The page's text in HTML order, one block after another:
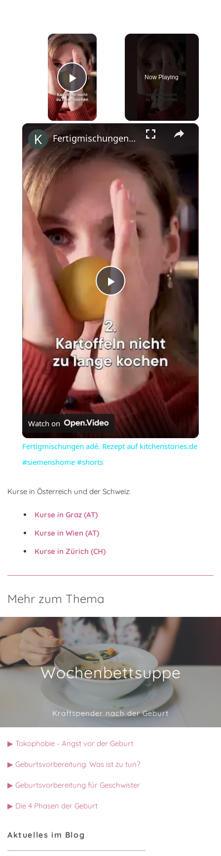
×
Play Video
Now Playing
×
Play
Video
Fertigmischungen adé. Rezept auf kitchenstories.de #siemenshome #shorts
Watch on
Fertigmischungen adé. Rezept auf kitchenstories.de
#siemenshome #shorts
Kurse in Österreich und der Schweiz:
Kurse in Graz (AT)
Kurse in Wien (AT)
Kurse in Zürich (CH)
Mehr zum Thema
Wochenbettsuppe
Kraftspender nach der Geburt
▶ Tokophobie - Angst vor der Geburt
▶ Geburtsvorbereitung: Was ist zu tun?
▶ Geburtsvorbereitung für Geschwister
▶ Die 4 Phasen der Geburt
Aktuelles im Blog